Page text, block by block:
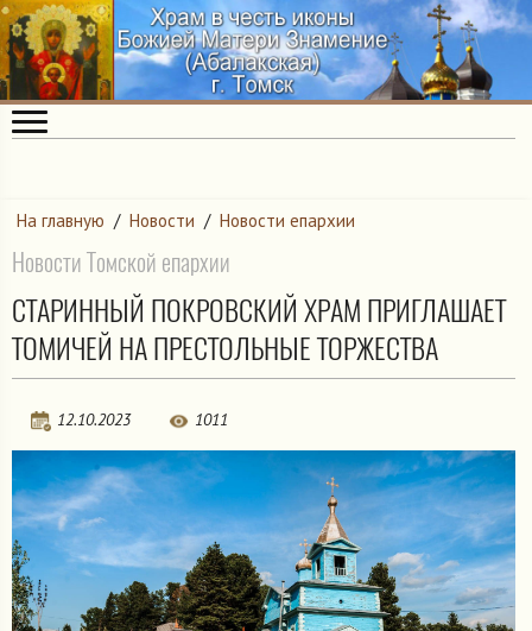
На главную / Новости / Новости епархии
Новости Томской епархии
СТАРИННЫЙ ПОКРОВСКИЙ ХРАМ ПРИГЛАШАЕТ
ТОМИЧЕЙ НА ПРЕСТОЛЬНЫЕ ТОРЖЕСТВА
12.10.2023 1011